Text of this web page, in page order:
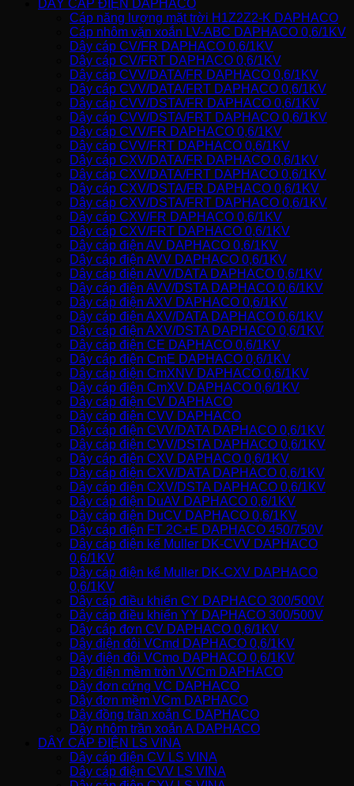
DÂY CÁP ĐIỆN DAPHACO
Cáp năng lượng mặt trời H1Z2Z2-K DAPHACO
Cáp nhôm vặn xoắn LV-ABC DAPHACO 0,6/1KV
Dây cáp CV/FR DAPHACO 0,6/1KV
Dây cáp CV/FRT DAPHACO 0,6/1KV
Dây cáp CVV/DATA/FR DAPHACO 0,6/1KV
Dây cáp CVV/DATA/FRT DAPHACO 0,6/1KV
Dây cáp CVV/DSTA/FR DAPHACO 0,6/1KV
Dây cáp CVV/DSTA/FRT DAPHACO 0,6/1KV
Dây cáp CVV/FR DAPHACO 0,6/1KV
Dây cáp CVV/FRT DAPHACO 0,6/1KV
Dây cáp CXV/DATA/FR DAPHACO 0,6/1KV
Dây cáp CXV/DATA/FRT DAPHACO 0,6/1KV
Dây cáp CXV/DSTA/FR DAPHACO 0,6/1KV
Dây cáp CXV/DSTA/FRT DAPHACO 0,6/1KV
Dây cáp CXV/FR DAPHACO 0,6/1KV
Dây cáp CXV/FRT DAPHACO 0,6/1KV
Dây cáp điện AV DAPHACO 0,6/1KV
Dây cáp điện AVV DAPHACO 0,6/1KV
Dây cáp điện AVV/DATA DAPHACO 0,6/1KV
Dây cáp điện AVV/DSTA DAPHACO 0,6/1KV
Dây cáp điện AXV DAPHACO 0,6/1KV
Dây cáp điện AXV/DATA DAPHACO 0,6/1KV
Dây cáp điện AXV/DSTA DAPHACO 0,6/1KV
Dây cáp điện CE DAPHACO 0,6/1KV
Dây cáp điện CmE DAPHACO 0,6/1KV
Dây cáp điện CmXNV DAPHACO 0,6/1KV
Dây cáp điện CmXV DAPHACO 0,6/1KV
Dây cáp điện CV DAPHACO
Dây cáp điện CVV DAPHACO
Dây cáp điện CVV/DATA DAPHACO 0,6/1KV
Dây cáp điện CVV/DSTA DAPHACO 0,6/1KV
Dây cáp điện CXV DAPHACO 0,6/1KV
Dây cáp điện CXV/DATA DAPHACO 0,6/1KV
Dây cáp điện CXV/DSTA DAPHACO 0,6/1KV
Dây cáp điện DuAV DAPHACO 0,6/1KV
Dây cáp điện DuCV DAPHACO 0,6/1KV
Dây cáp điện FT 2C+E DAPHACO 450/750V
Dây cáp điện kế Muller DK-CVV DAPHACO
0,6/1KV
Dây cáp điện kế Muller DK-CXV DAPHACO
0,6/1KV
Dây cáp điều khiển CY DAPHACO 300/500V
Dây cáp điều khiển YY DAPHACO 300/500V
Dây cáp đơn CV DAPHACO 0,6/1KV
Dây điện đôi VCmd DAPHACO 0,6/1KV
Dây điện đôi VCmo DAPHACO 0,6/1KV
Dây điện mềm tròn VVCm DAPHACO
Dây đơn cứng VC DAPHACO
Dây đơn mềm VCm DAPHACO
Dây đồng trần xoắn C DAPHACO
Dây nhôm trần xoắn A DAPHACO
DÂY CÁP ĐIỆN LS VINA
Dây cáp điện CV LS VINA
Dây cáp điện CVV LS VINA